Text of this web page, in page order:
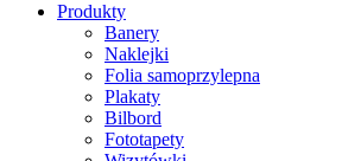
Produkty
Banery
Naklejki
Folia samoprzylepna
Plakaty
Bilbord
Fototapety